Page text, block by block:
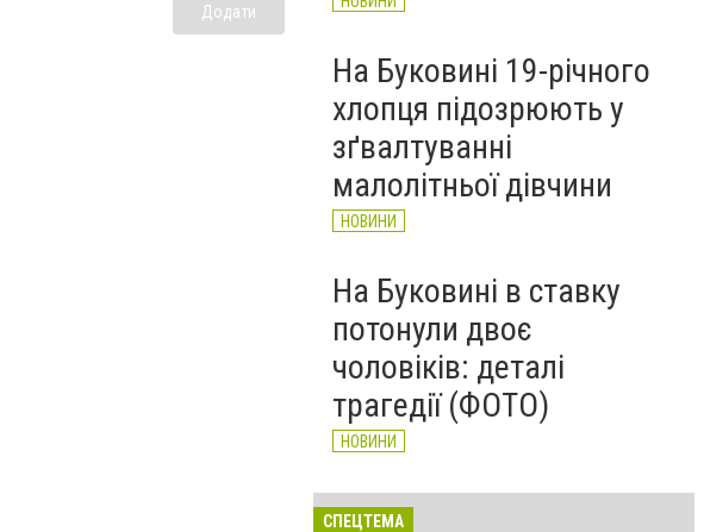
Додати
На Буковині 19-річного
хлопця підозрюють у
зґвалтуванні
малолітньої дівчини
НОВИНИ
На Буковині в ставку
потонули двоє
чоловіків: деталі
трагедії (ФОТО)
НОВИНИ
СПЕЦТЕМА